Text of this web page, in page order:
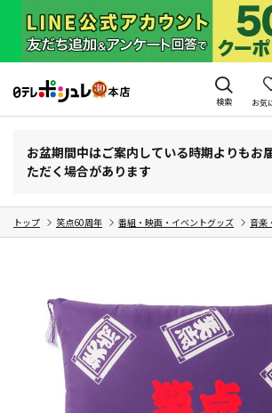
検索 お気
お盆期間中はご案内している時期よりもお
ただく場合があります
トップ 笑点60周年 番組・映画・イベントグッズ 音楽